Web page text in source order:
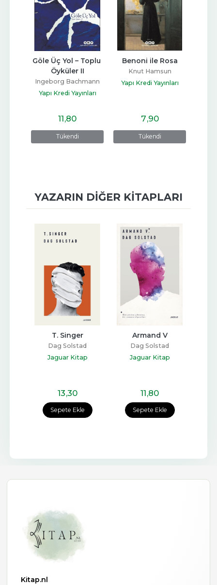
Tükendi
Göle Üç Yol – Toplu
Öyküler II
Ingeborg Bachmann
Yapı Kredi Yayınları
11,80
Tükendi
Benoni ile Rosa
Knut Hamsun
Yapı Kredi Yayınları
7,90
YAZARIN DIĞER KITAPLARI
Sepete Ekle
T. Singer
Dag Solstad
Jaguar Kitap
13,30
Sepete Ekle
Armand V
Dag Solstad
Jaguar Kitap
11,80
Kitap.nl